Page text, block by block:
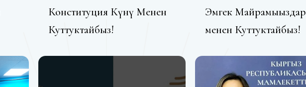
Конституция Күнү Менен
Куттуктайбыз!
Эмгек Майрамыңыздар
менен Куттуктайбыз!